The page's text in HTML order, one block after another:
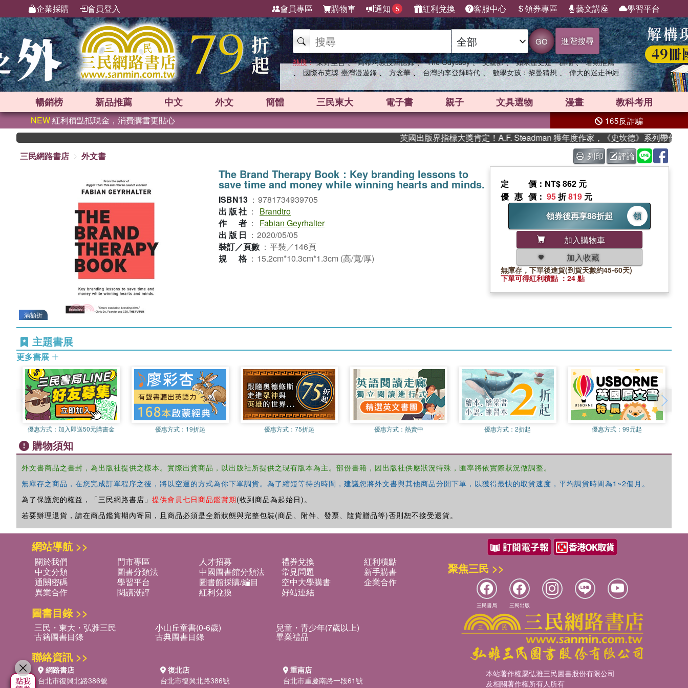
企業採購 會員登入 會員專區 購物車 通知 5 紅利兌換 客服中心 領券專區 藝文講座 學習平台
GO 進階搜尋
熱搜： 東野圭吾 、 高希均教授回憶錄 、 The Odyssey 、 父親節 、 如果歷史是一群喵 、 暑期推薦
、 國際布克獎 臺灣漫遊錄 、 方念華 、 台灣的李登輝時代 、 數學女孩：黎曼猜想 、 偉大的迷走神經
暢銷榜 新品推薦 中文 外文 簡體 三民東大 電子書 親子 文具選物 漫畫 教科考用
NEW紅利積點抵現金，消費購書更貼心 165反詐騙
英國出版界指標大獎肯定！A.F. Steadman 獲年度作家，《史坎德》系列帶你踏上
三民網路書店
外文書 列印 評論
滿額折
The Brand Therapy Book：Key branding lessons to
save time and money while winning hearts and minds.
ISBN13 ： 9781734939705
出版社 ：
Brandtro
作者 ：
Fabian Geyrhalter
出版日 ： 2020/05/05
裝訂／頁數 ： 平裝／146頁
規格 ： 15.2cm*10.3cm*1.3cm (高/寬/厚)
定價 ：NT$ 862 元
優惠價 ： 95折819 元
領券後再享88折起
領
加入購物車
加入收藏
無庫存，下單後進貨(到貨天數約45-60天)
下單可得紅利積點 ：24 點
主題書展
更多書展
優惠方式： 加入即送50元購書金 優惠方式： 19折起 優惠方式：75折起 優惠方式： 熱賣中 優惠方式：2折起 優惠方式：99元起
購物須知
外文書商品之書封，為出版社提供之樣本。實際出貨商品，以出版社所提供之現有版本為主。部份書籍，因出版社供應狀況特殊，匯率將依實際狀況做調整。
無庫存之商品，在您完成訂單程序之後，將以空運的方式為你下單調貨。為了縮短等待的時間，建議您將外文書與其他商品分開下單，以獲得最快的取貨速度，平均調貨時間為1~2個月。
為了保護您的權益，「三民網路書店」 提供會員七日商品鑑賞期(收到商品為起始日)。
若要辦理退貨，請在商品鑑賞期內寄回，且商品必須是全新狀態與完整包裝(商品、附件、發票、隨貨贈品等)否則恕不接受退貨。
網站導航 >>
關於我們 門市專區 人才招募 禮券兌換
紅利積點
中文分類
圖書分類法 中國圖書館分類法 常見問題
新手購書
通關密碼
學習平台 圖書館採購/編目 空中大學購書
企業合作
異業合作
閱讀潮評 紅利兌換 好站連結
圖書目錄 >>
三民・東大・弘雅三民 小山丘童書(0-6歲) 兒童・青少年(7歲以上)
古籍圖書目錄 古典圖書目錄 畢業禮品
聯絡資訊 >>
網路書店
台北市復興北路386號
復北店
台北市復興北路386號
重南店
台北市重慶南路一段61號
聚焦三民 >>
三民書局 三民出版
本站著作權屬弘雅三民圖書股份有限公司
及相關著作權所有人所有